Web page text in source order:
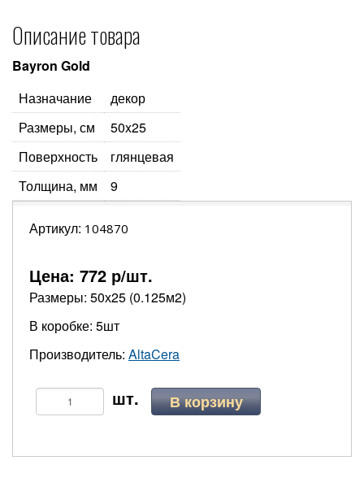
Описание товара
Bayron Gold
Назначание
декор
Размеры, см
50x25
Поверхность
глянцевая
Толщина, мм
9
Артикул: 104870
Цена: 772 р/шт.
Размеры: 50х25 (0.125м2)
В коробке: 5шт
Производитель: AltaCera
В корзину